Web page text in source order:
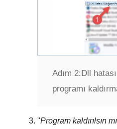
Adım 2: Dll
programı
"Program kaldırılsın